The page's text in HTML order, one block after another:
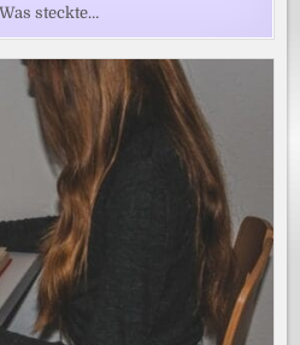
steckte…